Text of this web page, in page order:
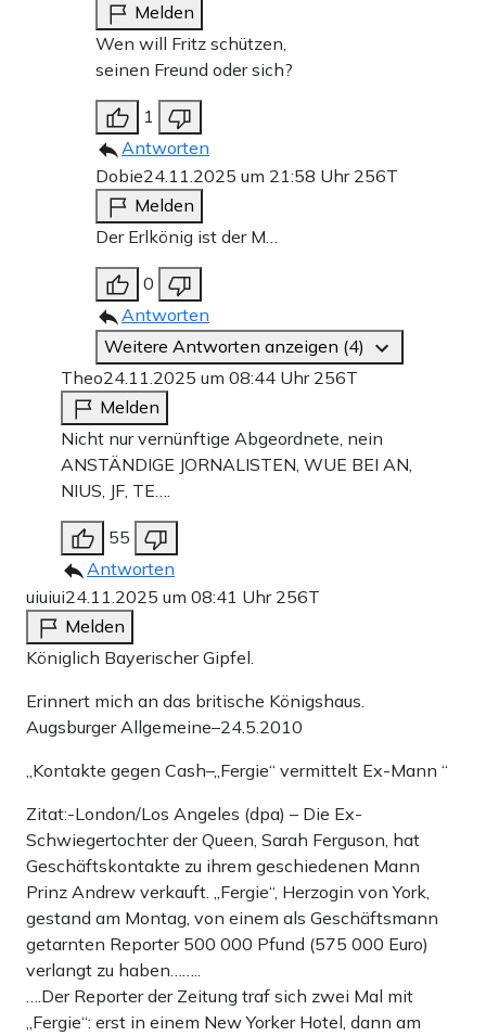
Melden
Wen will Fritz schützen,
seinen Freund oder sich?
1
Antworten
Dobie24.11.2025 um 21:58 Uhr 256T
Melden
Der Erlkönig ist der M…
0
Antworten
Weitere Antworten anzeigen (4)
Theo24.11.2025 um 08:44 Uhr 256T
Melden
Nicht nur vernünftige Abgeordnete, nein
ANSTÄNDIGE JORNALISTEN, WUE BEI AN,
NIUS, JF, TE….
55
Antworten
uiuiui24.11.2025 um 08:41 Uhr 256T
Melden
Königlich Bayerischer Gipfel.
Erinnert mich an das britische Königshaus.
Augsburger Allgemeine–24.5.2010
„Kontakte gegen Cash–„Fergie“ vermittelt Ex-Mann “
Zitat:-London/Los Angeles (dpa) – Die Ex-
Schwiegertochter der Queen, Sarah Ferguson, hat
Geschäftskontakte zu ihrem geschiedenen Mann
Prinz Andrew verkauft. „Fergie“, Herzogin von York,
gestand am Montag, von einem als Geschäftsmann
getarnten Reporter 500 000 Pfund (575 000 Euro)
verlangt zu haben……..
….Der Reporter der Zeitung traf sich zwei Mal mit
„Fergie“: erst in einem New Yorker Hotel, dann am